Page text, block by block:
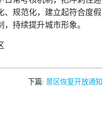
、规范化，建立起符合度假
持续提升城市形象。
下篇: 景区恢复开放通知